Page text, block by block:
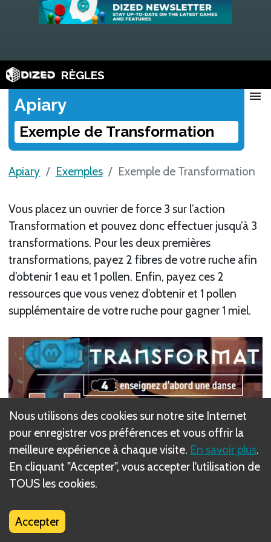
RÈGLES
Apiary
Exemple de Transformation
menu
Apiary Exemples Exemple de Transformation
Vous placez un ouvrier de force 3 sur l’action
Transformation et pouvez donc effectuer jusqu’à 3
transformations. Pour les deux premières
transformations, payez 2 fibres de votre ruche afin
d’obtenir 1 eau et 1 pollen. Enfin, payez ces 2
ressources que vous venez d’obtenir et 1 pollen
supplémentaire de votre ruche pour gagner 1 miel.
1.
2.
Nous utilisons des cookies sur notre site Internet
pour enregistrer vos préférences et vous offrir la
meilleure expérience à chaque visite. En savoir plus.
En cliquant "Accepter", vous accepter l'utilisation de
TOUS les cookies.
Accepter